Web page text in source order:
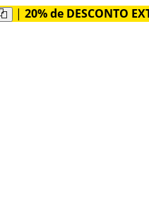
| 20% de DESCONTO